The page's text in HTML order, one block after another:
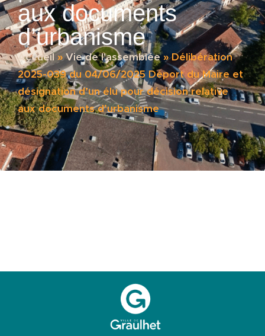
aux documents
d’urbanisme
Accueil »Vie de l'assemblée»Délibération
2025-039 du 04/06/2025 Déport du Maire et
désignation d’un élu pour décision relative
aux documents d’urbanisme